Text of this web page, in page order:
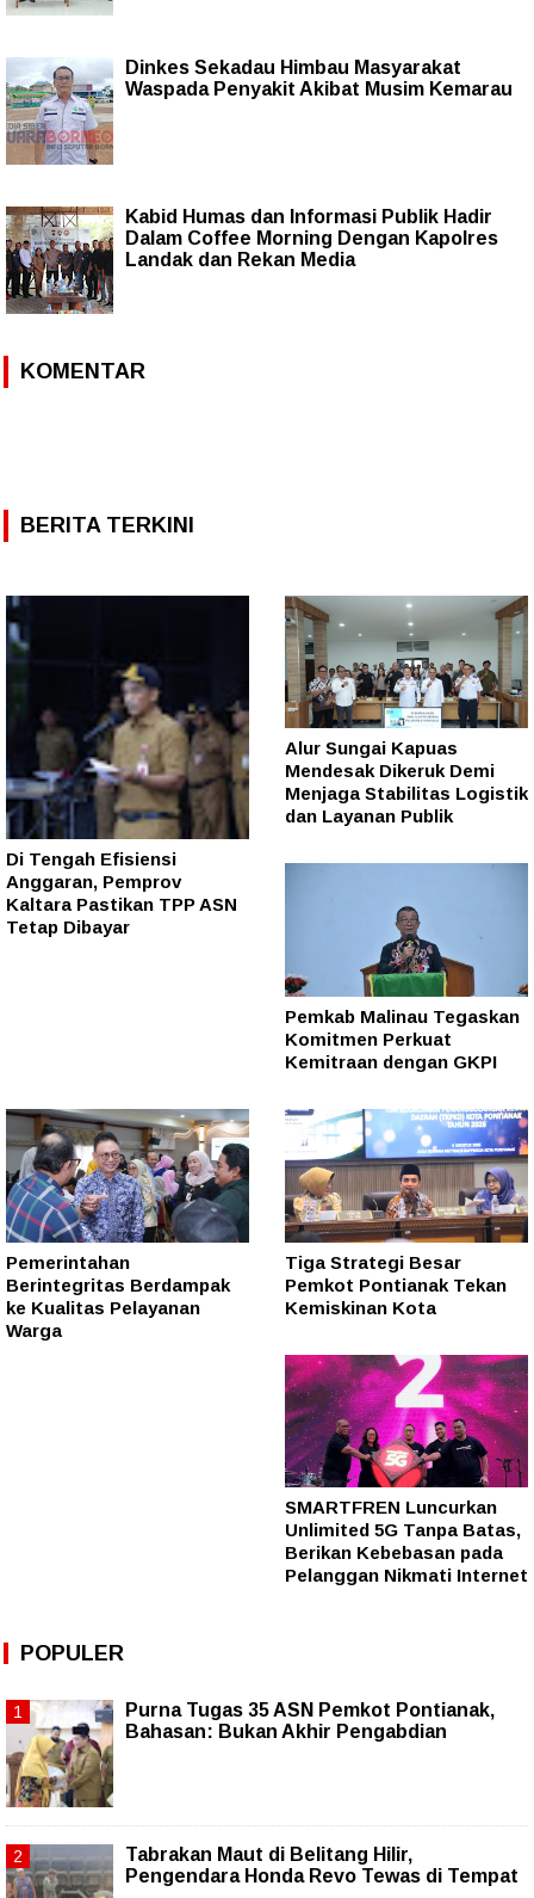
Dinkes Sekadau Himbau Masyarakat
Waspada Penyakit Akibat Musim Kemarau
Kabid Humas dan Informasi Publik Hadir
Dalam Coffee Morning Dengan Kapolres
Landak dan Rekan Media
KOMENTAR
BERITA TERKINI
Di Tengah Efisiensi
Anggaran, Pemprov
Kaltara Pastikan TPP ASN
Tetap Dibayar
Alur Sungai Kapuas
Mendesak Dikeruk Demi
Menjaga Stabilitas Logistik
dan Layanan Publik
Pemkab Malinau Tegaskan
Komitmen Perkuat
Kemitraan dengan GKPI
Pemerintahan
Berintegritas Berdampak
ke Kualitas Pelayanan
Warga
Tiga Strategi Besar
Pemkot Pontianak Tekan
Kemiskinan Kota
SMARTFREN Luncurkan
Unlimited 5G Tanpa Batas,
Berikan Kebebasan pada
Pelanggan Nikmati Internet
POPULER
Purna Tugas 35 ASN Pemkot Pontianak,
Bahasan: Bukan Akhir Pengabdian
Tabrakan Maut di Belitang Hilir,
Pengendara Honda Revo Tewas di Tempat